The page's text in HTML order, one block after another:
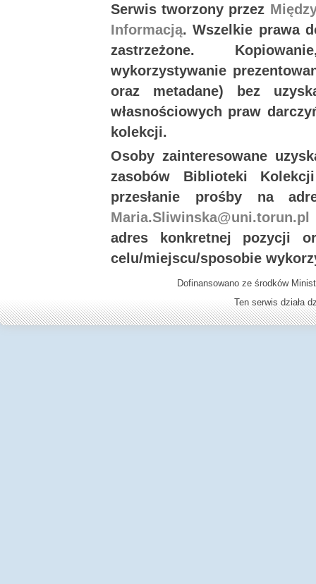
Serwis tworzony przez
Informacją. Wszelkie prawa
zastrzeżone.
wykorzystywanie
oraz metadane) bez
własnościowych praw
kolekcji.
Osoby zainteresowane
zasobów Biblioteki
przesłanie prośby na
Maria.Sliwinska@uni.torun.pl
adres konkretnej pozycji
celu/miejscu/sposobie
Dofinansowano ze środków
Ten serwis działa